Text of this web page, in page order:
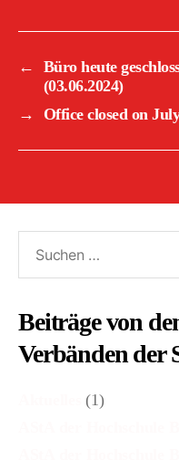
←
Büro heute
(03.06.2024)
→
Office closed on
nach:
Beiträge von
Verbänden der
(1)